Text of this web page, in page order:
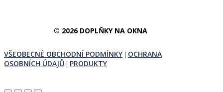
© 2026 DOPLŇKY NA OKNA
VŠEOBECNÉ OBCHODNÍ PODMÍNKY
OCHRANA
OSOBNÍCH ÚDAJŮ
PRODUKTY